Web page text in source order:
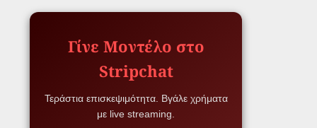
Γίνε Μοντέλο στο
Stripchat
Τεράστια επισκεψιμότητα. Βγάλε χρήματα
με live streaming.